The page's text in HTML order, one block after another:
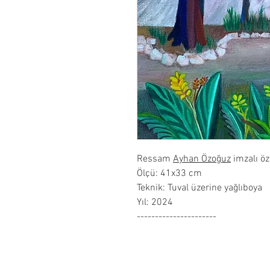
Ressam Ayhan Özoğuz imzalı
Ölçü: 41x33 cm
Teknik: Tuval üzerine yağlıboya
Yıl: 2024
----------------------